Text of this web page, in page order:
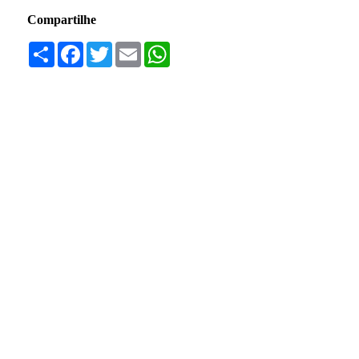
Compartilhe
Compartilhar
Facebook
TwitterEmail